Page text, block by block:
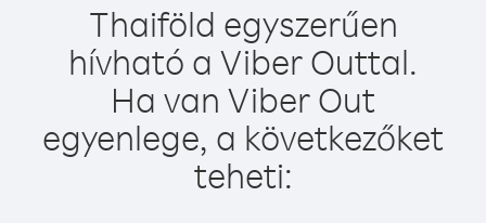
Thaiföld egyszerűen
hívható a Viber Outtal.
Ha van Viber Out
egyenlege, a következőket
teheti: